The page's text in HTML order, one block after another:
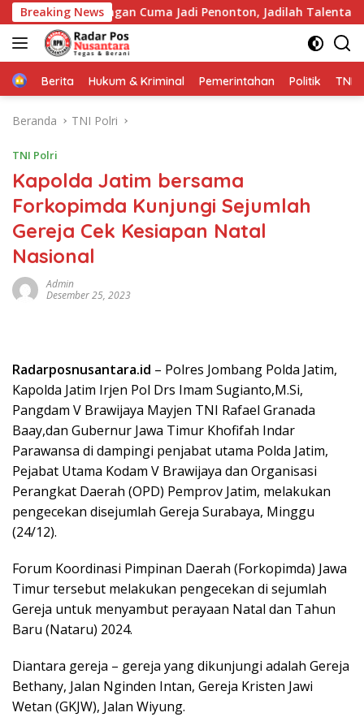
Langsung
ke
konten
Breaking News
Jangan Cuma Jadi Penonton, Jadilah Talenta Digital*
HomeBerita Hukum & Kriminal Pemerintahan Politik TNI
Beranda TNI Polri
TNI Polri
Kapolda Jatim bersama
Forkopimda Kunjungi Sejumlah
Gereja Cek Kesiapan Natal
Nasional
Admin
Desember 25, 2023
Radarposnusantara.id – Polres Jombang Polda Jatim,
Kapolda Jatim Irjen Pol Drs Imam Sugianto,M.Si,
Pangdam V Brawijaya Mayjen TNI Rafael Granada
Baay,dan Gubernur Jawa Timur Khofifah Indar
Parawansa di dampingi penjabat utama Polda Jatim,
Pejabat Utama Kodam V Brawijaya dan Organisasi
Perangkat Daerah (OPD) Pemprov Jatim, melakukan
pengecekan disejumlah Gereja Surabaya, Minggu
(24/12).
Forum Koordinasi Pimpinan Daerah (Forkopimda) Jawa
Timur tersebut melakukan pengecekan di sejumlah
Gereja untuk menyambut perayaan Natal dan Tahun
Baru (Nataru) 2024.
Diantara gereja – gereja yang dikunjungi adalah Gereja
Bethany, Jalan Nginden Intan, Gereja Kristen Jawi
Wetan (GKJW), Jalan Wiyung.